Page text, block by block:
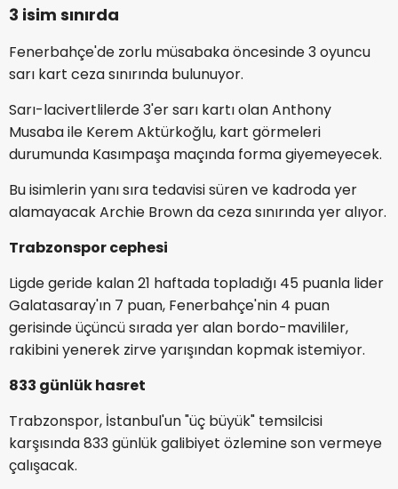
3 isim sınırda
Fenerbahçe'de zorlu müsabaka öncesinde 3 oyuncu
sarı kart ceza sınırında bulunuyor.
Sarı-lacivertlilerde 3'er sarı kartı olan Anthony
Musaba ile Kerem Aktürkoğlu, kart görmeleri
durumunda Kasımpaşa maçında forma giyemeyecek.
Bu isimlerin yanı sıra tedavisi süren ve kadroda yer
alamayacak Archie Brown da ceza sınırında yer alıyor.
Trabzonspor cephesi
Ligde geride kalan 21 haftada topladığı 45 puanla lider
Galatasaray'ın 7 puan, Fenerbahçe'nin 4 puan
gerisinde üçüncü sırada yer alan bordo-mavililer,
rakibini yenerek zirve yarışından kopmak istemiyor.
833 günlük hasret
Trabzonspor, İstanbul'un "üç büyük" temsilcisi
karşısında 833 günlük galibiyet özlemine son vermeye
çalışacak.